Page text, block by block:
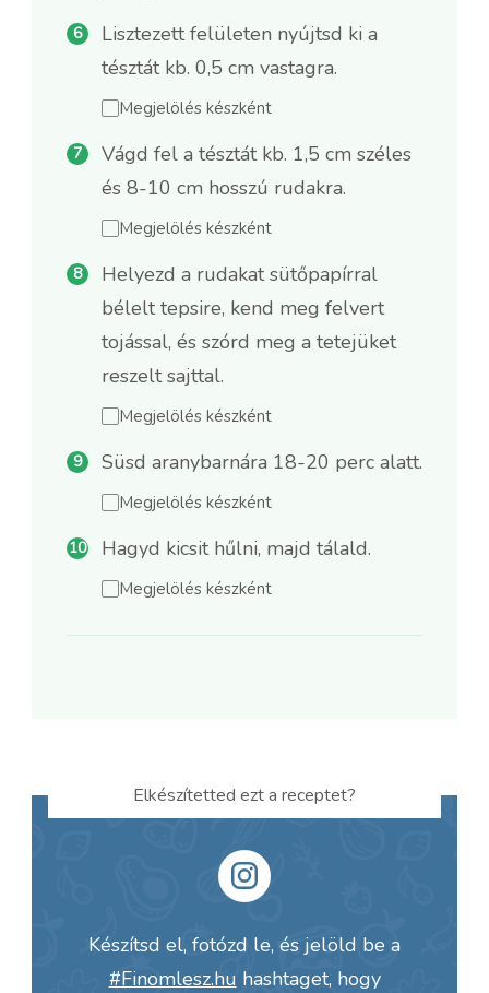
Lisztezett felületen nyújtsd ki a
tésztát kb. 0,5 cm vastagra.
Megjelölés készként
Vágd fel a tésztát kb. 1,5 cm széles
és 8-10 cm hosszú rudakra.
Megjelölés készként
Helyezd a rudakat sütőpapírral
bélelt tepsire, kend meg felvert
tojással, és szórd meg a tetejüket
reszelt sajttal.
Megjelölés készként
Süsd aranybarnára 18-20 perc alatt.
Megjelölés készként
Hagyd kicsit hűlni, majd tálald.
Megjelölés készként
Elkészítetted ezt a receptet?
Készítsd el, fotózd le, és jelöld be a
#Finomlesz.hu hashtaget, hogy